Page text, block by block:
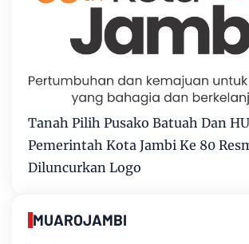
Tanah Pilih Pusako Batuah Dan
Pemerintah Kota Jambi Ke 80
Diluncurkan Logo
MUAROJAMBI